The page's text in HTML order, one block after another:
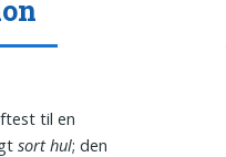
til en
sort hul; den